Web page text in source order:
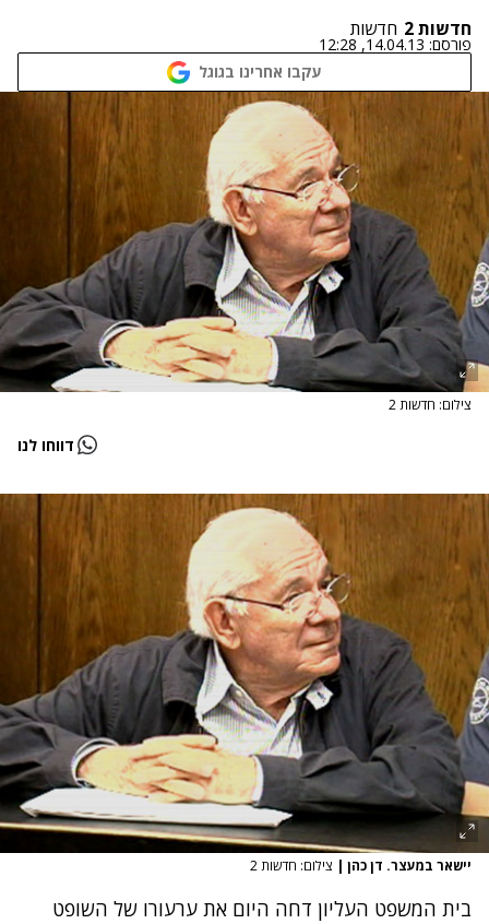
חדשות 2 חדשות
פורסם: 14.04.13, 12:28
עקבו אחרינו בגוגל
צילום: חדשות 2
דווחו לנו
יישאר במעצר. דן כהן | צילום: חדשות 2
בית המשפט העליון דחה היום את ערעורו של השופט